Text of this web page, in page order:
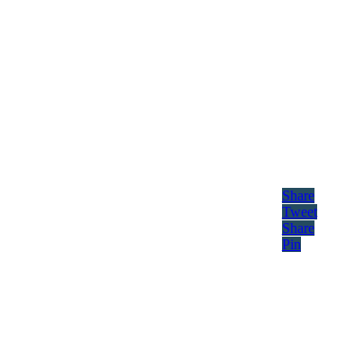
Share
Tweet
Share
Pin